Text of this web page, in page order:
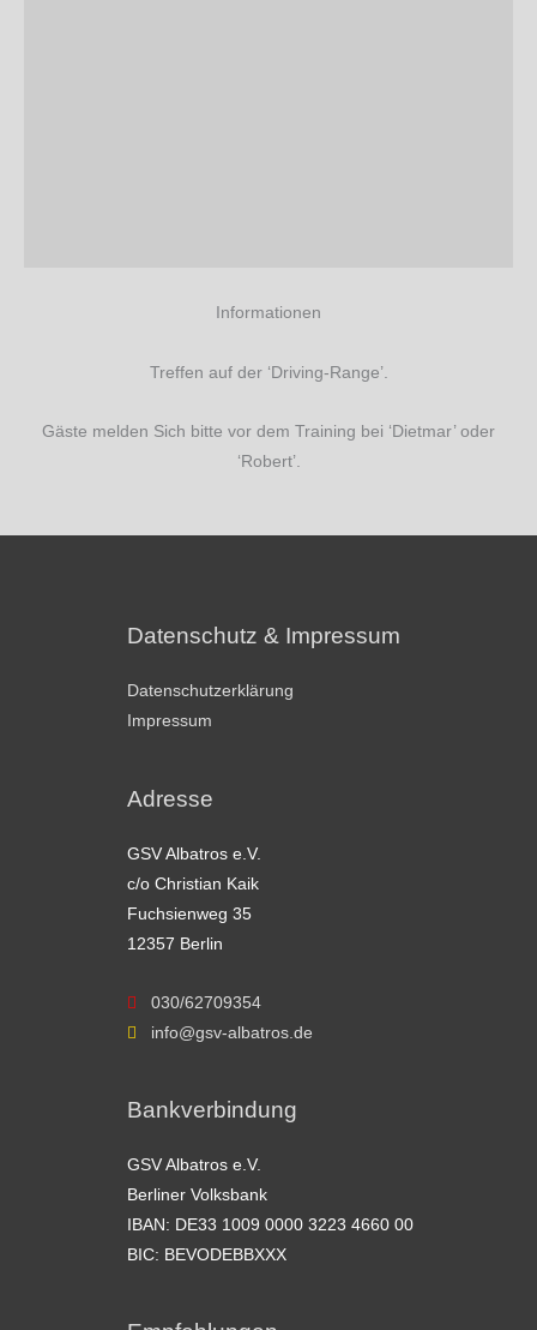
Informationen
Treffen auf der ‘Driving-Range’.
Gäste melden Sich bitte vor dem Training bei ‘Dietmar’ oder
‘Robert’.
Datenschutz & Impressum
Datenschutzerklärung
Impressum
Adresse
GSV Albatros e.V.
c/o Christian Kaik
Fuchsienweg 35
12357 Berlin
030/62709354
info@gsv-albatros.de
Bankverbindung
GSV Albatros e.V.
Berliner Volksbank
IBAN: DE33 1009 0000 3223 4660 00
BIC: BEVODEBBXXX